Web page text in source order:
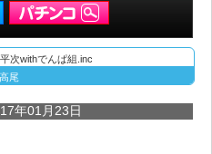
次withでんぱ組.inc
高尾
年01月23日